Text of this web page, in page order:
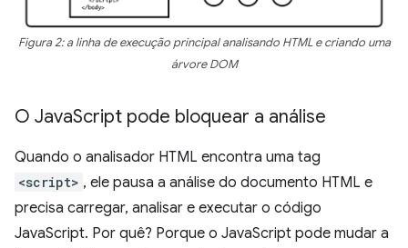
Figura 2: a linha de execução principal analisando HTML e criando uma
árvore DOM
O JavaScript pode bloquear a análise
Quando o analisador HTML encontra uma tag
<script> , ele pausa a análise do documento HTML e
precisa carregar, analisar e executar o código
JavaScript. Por quê? Porque o JavaScript pode mudar a